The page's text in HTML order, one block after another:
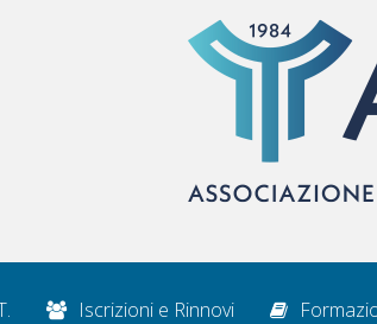
Iscrizioni e Rinnovi